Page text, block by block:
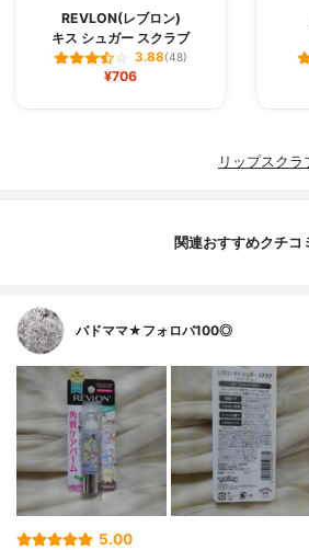
REVLON(レブロン)
キス シュガー スクラブ
3.88(48)
¥706
リップスク
関連おすすめクチコ
バドママ★フォロバ100◎
5.00